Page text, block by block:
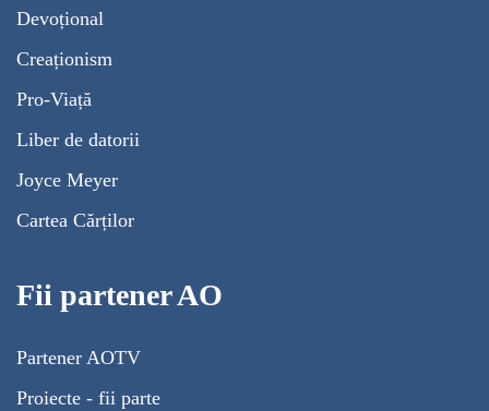
Devoțional
Creaționism
Pro-Viață
Liber de datorii
Joyce Meyer
Cartea Cărților
Fii partener AO
Partener AOTV
Proiecte - fii parte